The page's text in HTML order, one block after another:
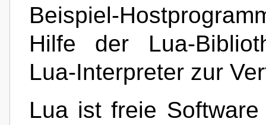
Beispiel-
Hilfe der Lua-
Lua-Interpreter zur
Lua ist freie